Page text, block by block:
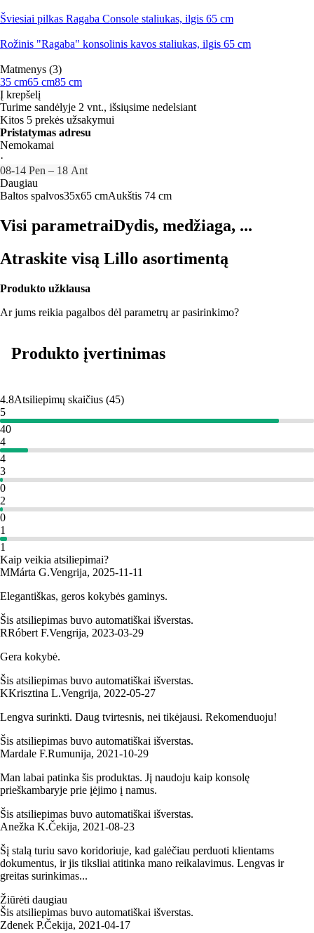
Šviesiai pilkas Ragaba Console staliukas, ilgis 65 cm
Rožinis "Ragaba" konsolinis kavos staliukas, ilgis 65 cm
Matmenys (3)
35 cm65 cm85 cm
Į krepšelį
Turime sandėlyje 2 vnt., išsiųsime nedelsiant
Kitos 5 prekės užsakymui
Pristatymas adresu
Nemokamai
·
08‑14 Pen – 18 Ant
Daugiau
Baltos spalvos35x65 cmAukštis 74 cm
Visi parametraiDydis, medžiaga, ...
Atraskite visą Lillo asortimentą
Produkto užklausa
Ar jums reikia pagalbos dėl parametrų ar pasirinkimo?
Produkto įvertinimas
4.8Atsiliepimų skaičius (45)
5
40
4
4
3
0
2
0
1
1
Kaip veikia atsiliepimai?
MMárta G.Vengrija, 2025‑11‑11
Elegantiškas, geros kokybės gaminys.
Šis atsiliepimas buvo automatiškai išverstas.
RRóbert F.Vengrija, 2023‑03‑29
Gera kokybė.
Šis atsiliepimas buvo automatiškai išverstas.
KKrisztina L.Vengrija, 2022‑05‑27
Lengva surinkti. Daug tvirtesnis, nei tikėjausi. Rekomenduoju!
Šis atsiliepimas buvo automatiškai išverstas.
Mardale F.Rumunija, 2021‑10‑29
Man labai patinka šis produktas. Jį naudoju kaip konsolę
prieškambaryje prie įėjimo į namus.
Šis atsiliepimas buvo automatiškai išverstas.
Anežka K.Čekija, 2021‑08‑23
Šį stalą turiu savo koridoriuje, kad galėčiau perduoti klientams
dokumentus, ir jis tiksliai atitinka mano reikalavimus. Lengvas ir
greitas surinkimas...
Žiūrėti daugiau
Šis atsiliepimas buvo automatiškai išverstas.
Zdenek P.Čekija, 2021‑04‑17